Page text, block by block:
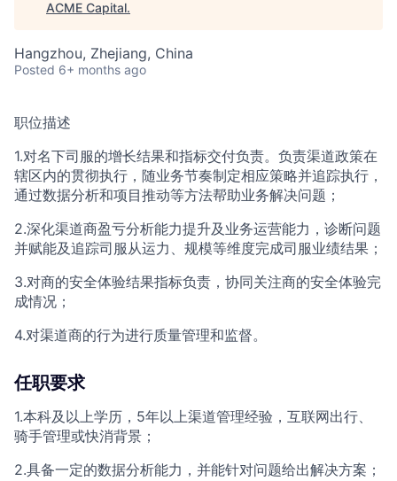
ACME Capital.
Hangzhou, Zhejiang, China
Posted 6+ months ago
职位描述
1.对名下司服的增长结果和指标交付负责。负责渠道政策在
辖区内的贯彻执行，随业务节奏制定相应策略并追踪执行，
通过数据分析和项目推动等方法帮助业务解决问题；
2.深化渠道商盈亏分析能力提升及业务运营能力，诊断问题
并赋能及追踪司服从运力、规模等维度完成司服业绩结果；
3.对商的安全体验结果指标负责，协同关注商的安全体验完
成情况；
4.对渠道商的行为进行质量管理和监督。
任职要求
1.本科及以上学历，5年以上渠道管理经验，互联网出行、
骑手管理或快消背景；
2.具备一定的数据分析能力，并能针对问题给出解决方案；